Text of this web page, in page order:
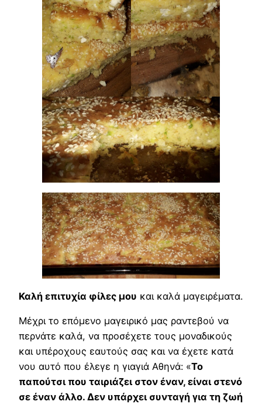
Καλή επιτυχία φίλες μου και καλά μαγειρέματα.
Μέχρι το επόμενο μαγειρικό μας ραντεβού να
περνάτε καλά, να προσέχετε τους μοναδικούς
και υπέροχους εαυτούς σας και να έχετε κατά
νου αυτό που έλεγε η γιαγιά Αθηνά: «Το
παπούτσι που ταιριάζει στον έναν, είναι στενό
σε έναν άλλο. Δεν υπάρχει συνταγή για τη ζωή